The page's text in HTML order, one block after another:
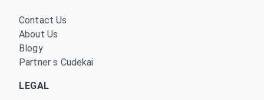
Contact Us
About Us
Blogy
Partner s Cudekai
LEGAL